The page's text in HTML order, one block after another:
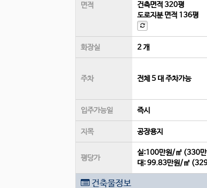
면적
건축면적 320평
도로지분 면적 136평
화장실 2 개
주차 전체 5 대 주차가능
입주가능일 즉시
지목 공장용지
평당가
실:100만원/㎡ (330
대:99.83만원/㎡ (
건축물정보